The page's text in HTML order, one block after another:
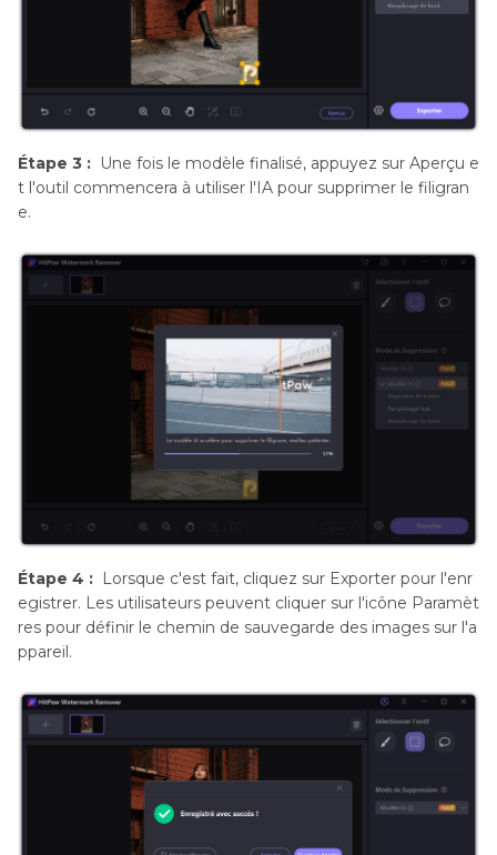
Étape 3 : Une fois le modèle finalisé, appuyez sur Aperçu e
t l'outil commencera à utiliser l'IA pour supprimer le filigran
e.
Étape 4 : Lorsque c'est fait, cliquez sur Exporter pour l'enr
egistrer. Les utilisateurs peuvent cliquer sur l'icône Paramèt
res pour définir le chemin de sauvegarde des images sur l'a
ppareil.